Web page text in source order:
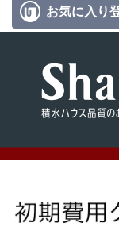
お気に入り